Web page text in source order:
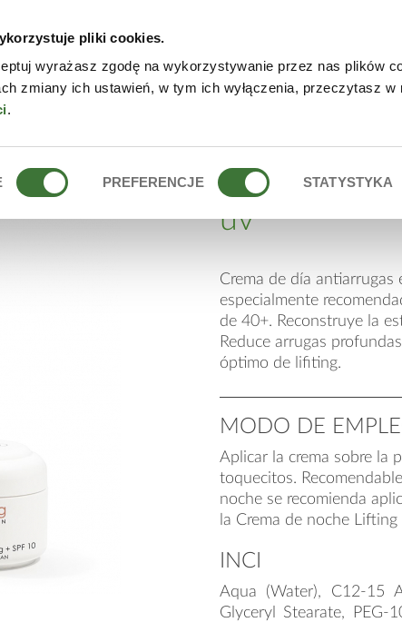
pliki cookies.
wyrażasz zgodę na wykorzystywanie przez nas plików
zmiany ich ustawień, w tym ich wyłączenia, przeczytasz w
.
PREFERENCJE STATYSTYKA
TIENDA ONLINE CONTACTO
DE DÍA LIFTING + UV
crema facial
uv
Crema de día
especialmente
de 40+. Reconstruye la
Reduce arrugas
óptimo de lifiting.
MODO DE
Aplicar la crema sobre la
toquecitos.
noche se recomienda
la Crema de noche
INCI
Aqua (Water), C12-15
Glyceryl Stearate, PEG-